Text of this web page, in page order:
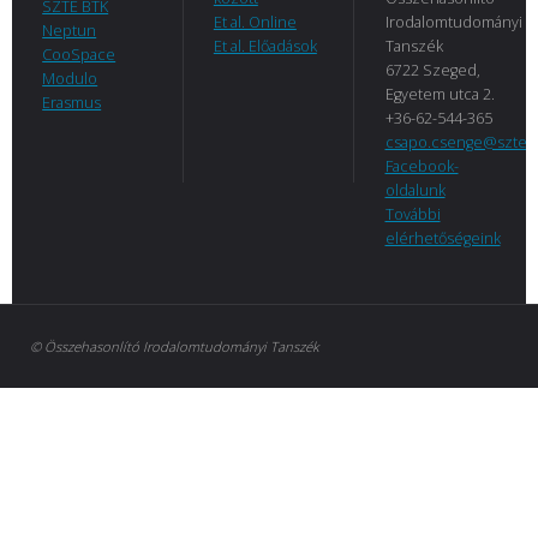
SZTE BTK
Neptun
CooSpace
Modulo
Erasmus
Et al. Online
Et al. Előadások
Irodalomtudományi
Tanszék
6722 Szeged,
Egyetem utca 2.
+36-62-544-365
Facebook-
oldalunk
További
elérhetőségeink
© Összehasonlító Irodalomtudományi Tanszék